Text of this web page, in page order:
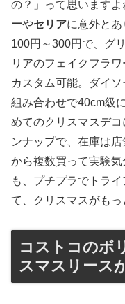
の？」って思いますよ
ーやセリアに意外と
100円～300円で、グ
リアのフェイクフラ
カスタム可能。ダイ
組み合わせで40cm級
めてのクリスマスデ
ンナップで、在庫は
から複数買って実験
も、プチプラでトラ
て、クリスマスがもっ
コストコのボ
スマスリース